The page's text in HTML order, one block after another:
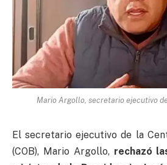
Mario Argollo, secretario ejecutivo
El secretario ejecutivo de la
(COB), Mario Argollo, rechazó